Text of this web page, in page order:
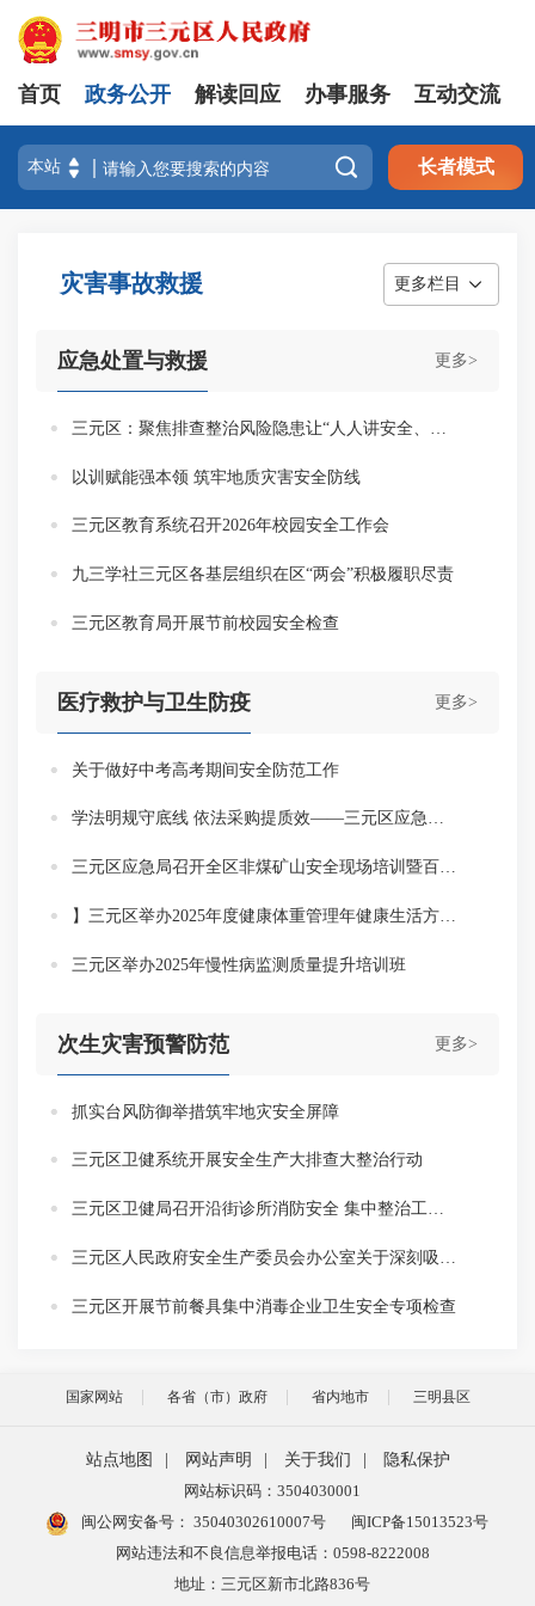
首页 政务公开 解读回应 办事服务 互动交流
 长者模式
灾害事故救援 更多栏目
更多>
应急处置与救援
以训赋能强本领 筑牢地质灾害安全防线
三元区教育系统召开2026年校园安全工作会
九三学社三元区各基层组织在区“两会”积极履职尽责
三元区教育局开展节前校园安全检查
更多>
医疗救护与卫生防疫
关于做好中考高考期间安全防范工作
学法明规守底线 依法采购提质效——三元区应急局组织开展《中华人民共和国政府采购法》等法律法规学习
三元区应急局召开全区非煤矿山安全现场培训暨百日攻坚专项行动部署会
】三元区举办2025年度健康体重管理年健康生活方式指导员培训班
三元区举办2025年慢性病监测质量提升培训班
更多>
次生灾害预警防范
抓实台风防御举措筑牢地灾安全屏障
三元区卫健系统开展安全生产大排查大整治行动
三元区卫健局召开沿街诊所消防安全 集中整治工作会
三元区开展节前餐具集中消毒企业卫生安全专项检查
国家网站 各省（市）政府 省内地市 三明县区
站点地图 | 网站声明 | 关于我们 |
隐私保护
网站标识码：3504030001
闽公网安备号： 35040302610007号
闽ICP备15013523号
网站违法和不良信息举报电话：0598-8222008
地址：三元区新市北路836号